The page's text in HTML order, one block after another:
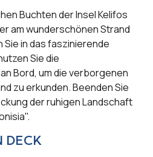
Buchten der Insel Kelifos
am wunderschönen Strand
Sie in das faszinierende
Sie die
Bord, um die verborgenen
zu erkunden. Beenden Sie
der ruhigen Landschaft
DECK